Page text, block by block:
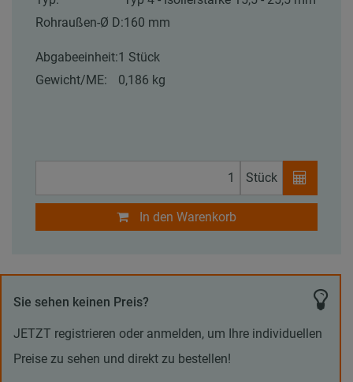
Rohraußen-Ø D:160 mm
Abgabeeinheit:1 Stück
Gewicht/ME:
0,186 kg
Stück
In den Warenkorb
Sie sehen keinen Preis?
JETZT registrieren oder anmelden, um Ihre individuellen
Preise zu sehen und direkt zu bestellen!